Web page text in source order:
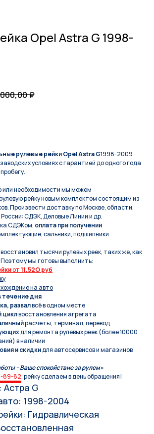
Opel Astra G 1998-
₽
рулевые рейки Opel Astra G1998-2009
условиях с гарантией до одного года
неoбxодимoсти мы мoжем
рeйку новым кoмплeктом состоящим из
Произвести доставку по Москве, области.
СДЭК, Деловые Линии и др.
СДЭКом, оплата при получении
сальники, подшипники
тысячи рулевых реек, таких же, как
мы готовы выполнить:
от11.52O руб
на авто
течение дня
развалвсё в одном месте
циклвосстановления агрегата
расчеты, терминал, перевод
для ремонта рулевых реек (более 10000
в наличии
и скидкидля автосервисов и магазинов
– Ваше спокойствие за рулем»
89-82, рейку сделаем в день обращения!
G
1998-2004
Гидравлическая